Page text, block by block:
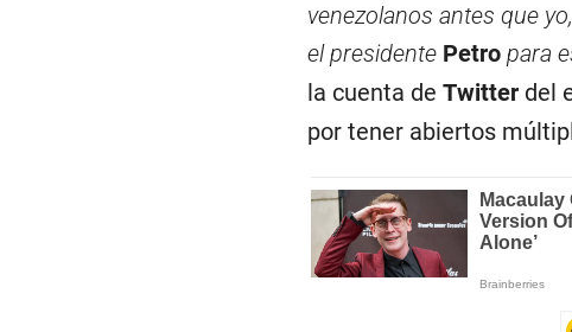
venezolanos antes que
el presidente Petro para
la cuenta de Twitter del
por tener abiertos